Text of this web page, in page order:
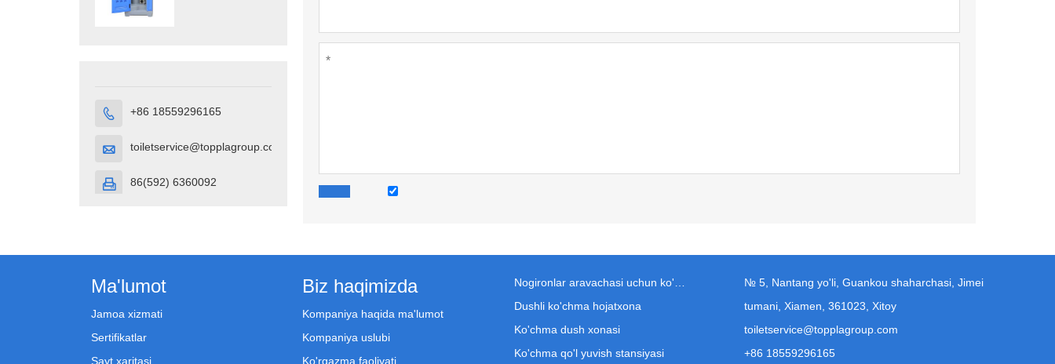
 +86 18559296165
 toiletservice@topplagroup.com
 86(592) 6360092
№ 5, Nantang yo'li, Guankou shaharchasi, Jimei
tumani, Xiamen, 361023, Xitoy
toiletservice@topplagroup.com
+86 18559296165
Ma'lumot
Jamoa xizmati
Sertifikatlar
Sayt xaritasi
Biz haqimizda
Kompaniya haqida ma'lumot
Kompaniya uslubi
Ko'rgazma faoliyati
Dushli ko'chma hojatxona
Ko'chma dush xonasi
Ko'chma qo'l yuvish stansiyasi